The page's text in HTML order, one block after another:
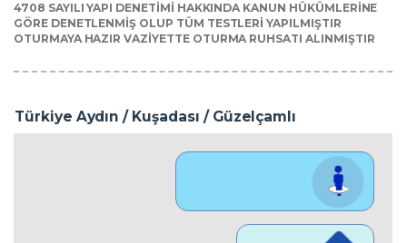
4708 SAYILI YAPI DENETİMİ HAKKINDA KANUN HÜKÜMLERİNE
GÖRE DENETLENMİŞ OLUP TÜM TESTLERİ YAPILMIŞTIR
OTURMAYA HAZIR VAZİYETTE OTURMA RUHSATI ALINMIŞTIR
Türkiye Aydın / Kuşadası / Güzelçamlı